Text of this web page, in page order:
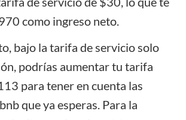
como ingreso neto.
bajo la tarifa de servicio solo
podrías aumentar tu tarifa
para tener en cuenta las
que ya esperas. Para la